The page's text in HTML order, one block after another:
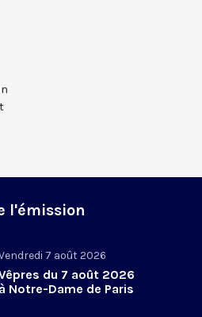
l'émission
7 août 2026
du 7 août 2026
à Notre-Dame de Paris